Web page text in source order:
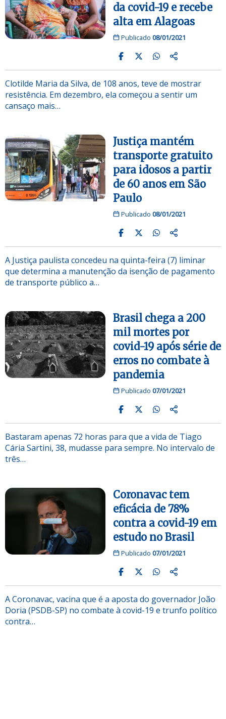
da covid-19 e recebe
alta em Alagoas
Publicado 08/01/2021
Clotilde Maria da Silva, de 108 anos, teve de mostrar
resistência. Em dezembro, ela começou a sentir um
cansaço mais…
Justiça mantém
transporte gratuito
para idosos a partir
de 60 anos em São
Paulo
Publicado 08/01/2021
A Justiça paulista concedeu na quinta-feira (7) liminar
que determina a manutenção da isenção de pagamento
de transporte público a…
Brasil chega a 200
mil mortes por
covid-19 após série de
erros no combate à
pandemia
Publicado 07/01/2021
Bastaram apenas 72 horas para que a vida de Tiago
Cária Sartini, 38, mudasse para sempre. No intervalo de
três…
Coronavac tem
eficácia de 78%
contra a covid-19 em
estudo no Brasil
Publicado 07/01/2021
A Coronavac, vacina que é a aposta do governador João
Doria (PSDB-SP) no combate à covid-19 e trunfo político
contra…